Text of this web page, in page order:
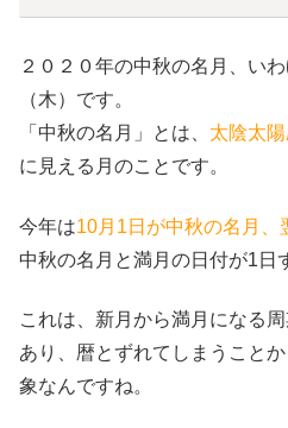
２０２０年の中秋の名月、い
（木）です。
「中秋の名月」とは、 太陰太
に見える月のことです。
今年は10月1日が中秋の名月、
中秋の名月と満月の日付が1日
これは、新月から満月になる
あり、暦とずれてしまうこと
象なんですね。